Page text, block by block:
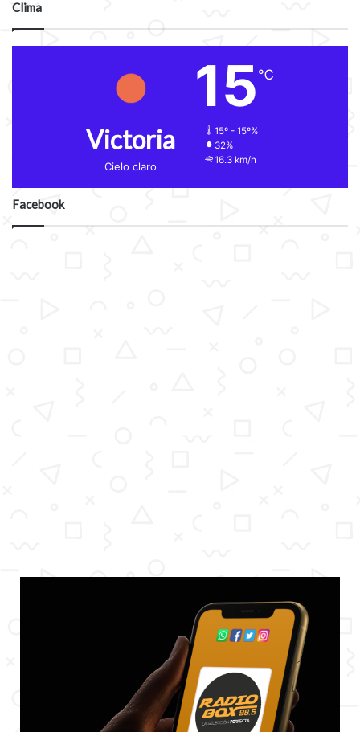
Clima
Victoria
Cielo claro
15 ℃
15º - 15º%
32%
16.3 km/h
Facebook